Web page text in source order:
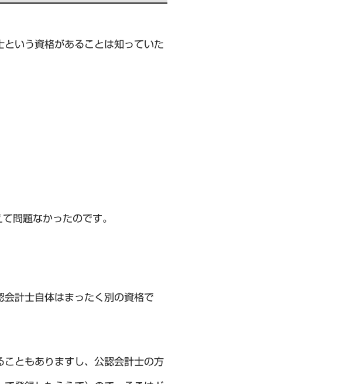
いう資格があることは知っていた
て問題なかったのです。
計士自体はまったく別の資格で
ともありますし、公認会計士の方